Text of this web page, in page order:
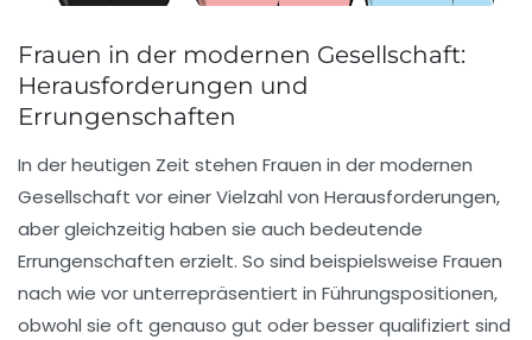
Frauen in der modernen Gesellschaft:
Herausforderungen und
Errungenschaften
In der heutigen Zeit stehen Frauen in der modernen
Gesellschaft vor einer Vielzahl von Herausforderungen,
aber gleichzeitig haben sie auch bedeutende
Errungenschaften erzielt. So sind beispielsweise Frauen
nach wie vor unterrepräsentiert in Führungspositionen,
obwohl sie oft genauso gut oder besser qualifiziert sind